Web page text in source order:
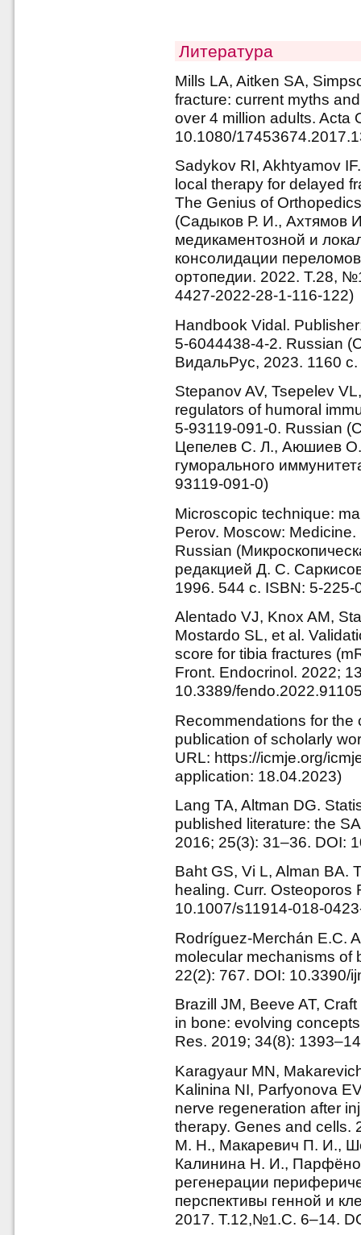
Литература
Mills LA, Aitken SA,
fracture: current myths
over 4 million adults. Acta
10.1080/
Sadykov RI, Akhtyamov
local therapy for delayed
The Genius of
(Садыков Р. И., Ахтямов
медикаментозной и
консолидации
ортопедии. 2022. Т.28,
4427-2022-28-1-116-122)
Handbook Vidal.
5-6044438-4-2. Russian
ВидальРус, 2023. 1160
Stepanov AV, Tsepelev
regulators of humoral
5-93119-091-0. Russian
Цепелев С. Л., Аюшиев
гуморального
93119-091-0)
Microscopic technique:
Perov. Moscow:
Russian
редакцией Д. С.
1996. 544 с. ISBN: 5-225-
Alentado VJ, Knox AM,
Mostardo SL, et al.
score for tibia fractures
Front. Endocrinol. 2022;
10.3389/
Recommendations for the
publication of scholarly
URL: https://icmje.org/
application: 18.04.2023)
Lang TA, Altman DG.
published literature: the
2016; 25(3): 31–36. DOI:
Baht GS, Vi L, Alman BA.
healing. Curr. Osteoporos
10.1007/s11914-018-
Rodríguez-Merchán E.C.
molecular mechanisms of
22(2): 767. DOI: 10.3390/
Brazill JM, Beeve AT,
in bone: evolving
Res. 2019; 34(8):
Karagyaur MN,
Kalinina NI, Parfyonova
nerve regeneration after
therapy. Genes and cells.
М. Н., Макаревич П. И.,
Калинина Н. И.,
регенерации
перспективы генной и
2017. Т.12,№1.С. 6–14.